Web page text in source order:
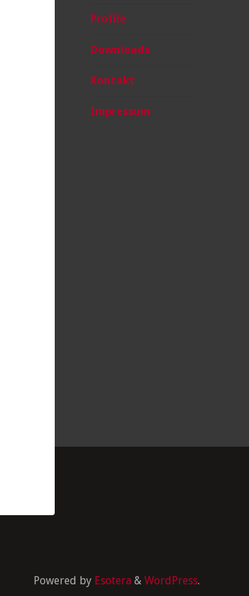
Profile
Downloads
Kontakt
Impressum
Powered by Esotera & WordPress.